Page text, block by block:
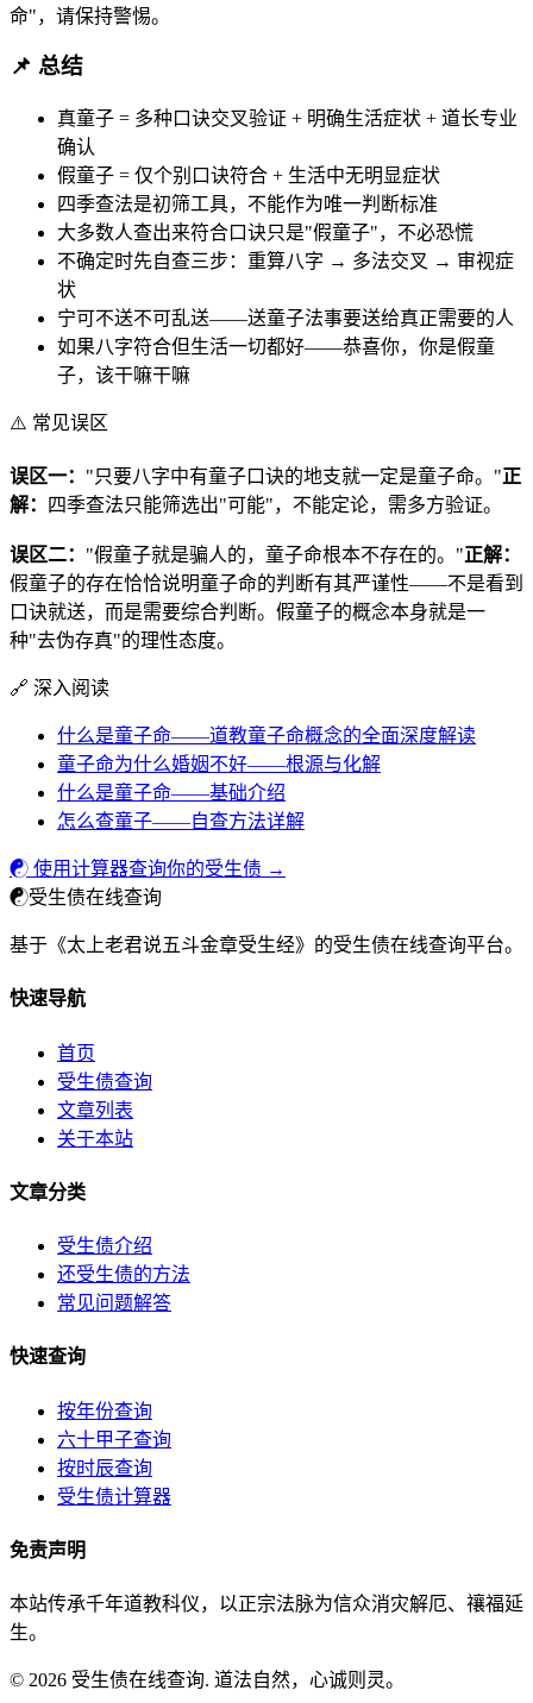
命"，请保持警惕。
📌 总结
真童子 = 多种口诀交叉验证 + 明确生活症状 + 道长专业
确认
假童子 = 仅个别口诀符合 + 生活中无明显症状
四季查法是初筛工具，不能作为唯一判断标准
大多数人查出来符合口诀只是"假童子"，不必恐慌
不确定时先自查三步：重算八字 → 多法交叉 → 审视症
状
宁可不送不可乱送——送童子法事要送给真正需要的人
如果八字符合但生活一切都好——恭喜你，你是假童
子，该干嘛干嘛
⚠️ 常见误区
误区一： "只要八字中有童子口诀的地支就一定是童子命。"正
解：
四季查法只能筛选出"可能"，不能定论，需多方验证。
误区二： "假童子就是骗人的，童子命根本不存在的。"正解：
假童子的存在恰恰说明童子命的判断有其严谨性——不是看到
口诀就送，而是需要综合判断。假童子的概念本身就是一
种"去伪存真"的理性态度。
🔗 深入阅读
什么是童子命——道教童子命概念的全面深度解读
童子命为什么婚姻不好——根源与化解
什么是童子命——基础介绍
怎么查童子——自查方法详解
☯ 使用计算器查询你的受生债 →
☯受生债在线查询
基于《太上老君说五斗金章受生经》的受生债在线查询平台。
快速导航
首页
受生债查询
文章列表
关于本站
文章分类
受生债介绍
还受生债的方法
常见问题解答
快速查询
按年份查询
六十甲子查询
按时辰查询
受生债计算器
免责声明
本站传承千年道教科仪，以正宗法脉为信众消灾解厄、禳福延
生。
© 2026 受生债在线查询. 道法自然，心诚则灵。